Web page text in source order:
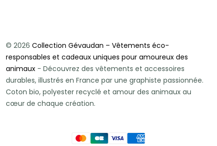
© 2026 Collection Gévaudan – Vêtements éco-
responsables et cadeaux uniques pour amoureux des
animaux - Découvrez des vêtements et accessoires
durables, illustrés en France par une graphiste passionnée.
Coton bio, polyester recyclé et amour des animaux au
cœur de chaque création.